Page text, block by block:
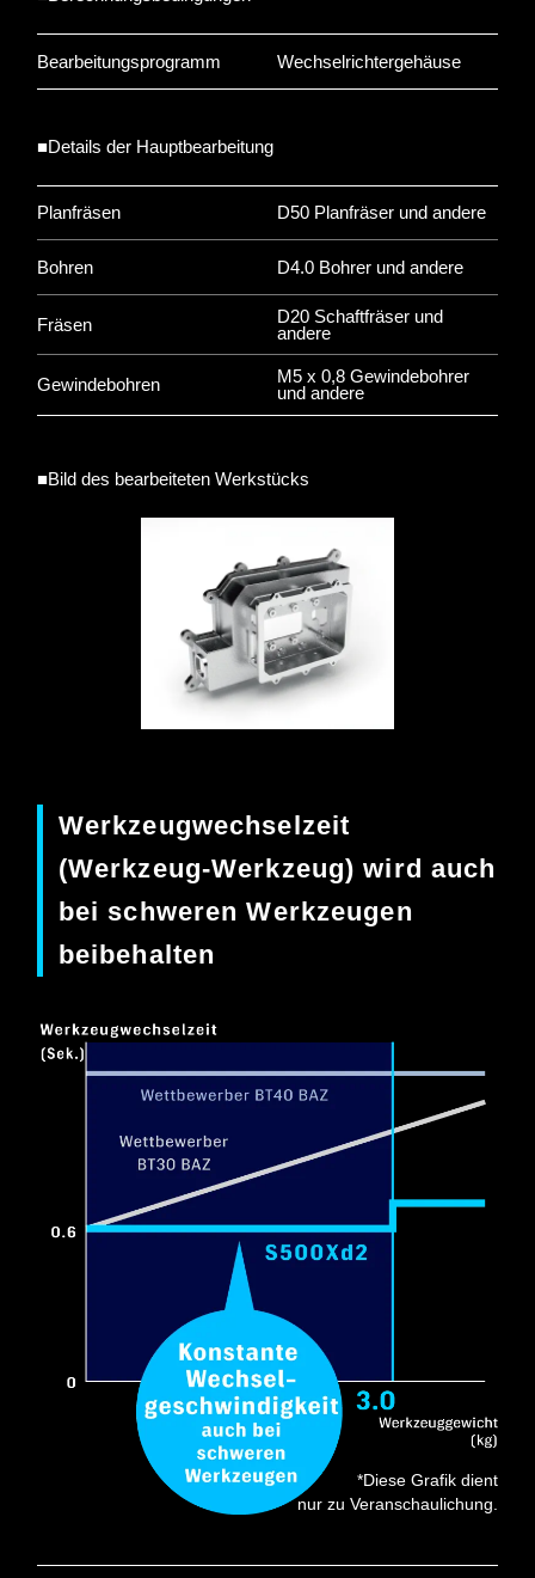
Bearbeitungsprogramm Wechselrichtergehäuse
■Details der Hauptbearbeitung
Planfräsen D50 Planfräser und andere
Bohren D4.0 Bohrer und andere
Fräsen
D20 Schaftfräser und
andere
Gewindebohren
M5 x 0,8 Gewindebohrer
und andere
■Bild des bearbeiteten Werkstücks
Werkzeugwechselzeit
(Werkzeug-Werkzeug) wird auch
bei schweren Werkzeugen
beibehalten
*Diese Grafik dient
nur zu Veranschaulichung.